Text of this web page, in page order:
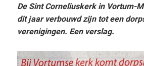
De Sint Corneliuskerk in Vortum-
dit jaar verbouwd zijn tot een
verenigingen. Een verslag.